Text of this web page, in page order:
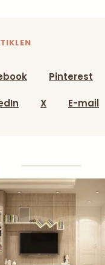
Pinterest
X E-mail